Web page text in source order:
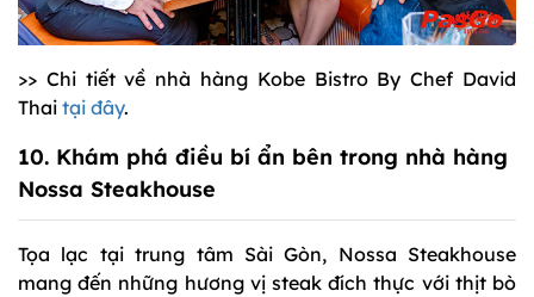
>> Chi tiết về nhà hàng Kobe Bistro By Chef David
Thai tại đây.
10. Khám phá điều bí ẩn bên trong nhà hàng
Nossa Steakhouse
Tọa lạc tại trung tâm Sài Gòn, Nossa Steakhouse
mang đến những hương vị steak đích thực với thịt bò